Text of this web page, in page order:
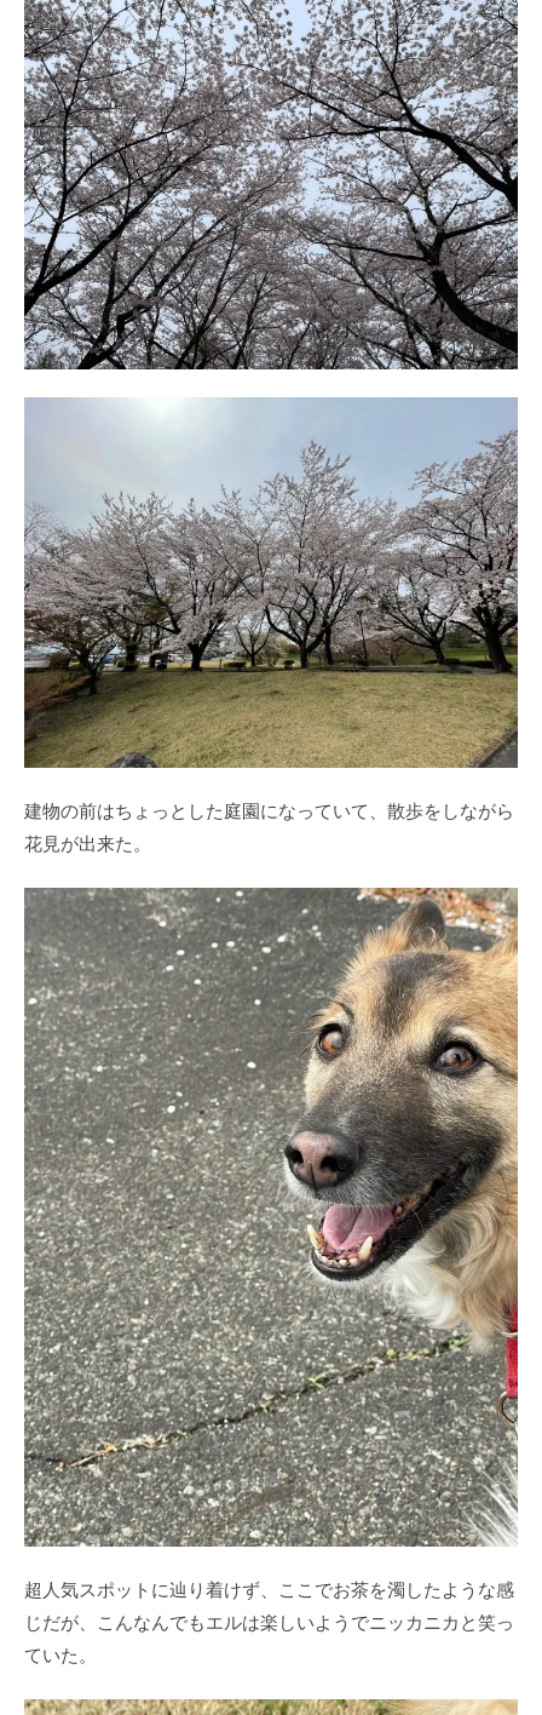
建物の前はちょっとした庭園になっていて、散歩をしながら
花見が出来た。
超人気スポットに辿り着けず、ここでお茶を濁したような感
じだが、こんなんでもエルは楽しいようでニッカニカと笑っ
ていた。